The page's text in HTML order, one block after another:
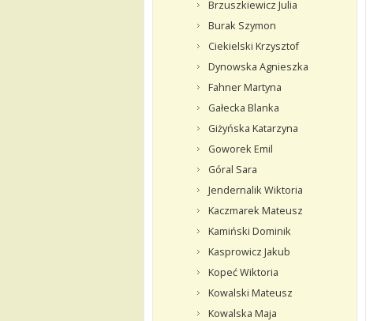
Brzuszkiewicz Julia
Burak Szymon
Ciekielski Krzysztof
Dynowska Agnieszka
Fahner Martyna
Gałecka Blanka
Giżyńska Katarzyna
Goworek Emil
Góral Sara
Jendernalik Wiktoria
Kaczmarek Mateusz
Kamiński Dominik
Kasprowicz Jakub
Kopeć Wiktoria
Kowalski Mateusz
Kowalska Maja